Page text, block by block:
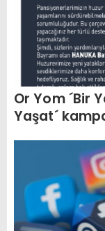
Or Yom ´Bir
Yaşat´